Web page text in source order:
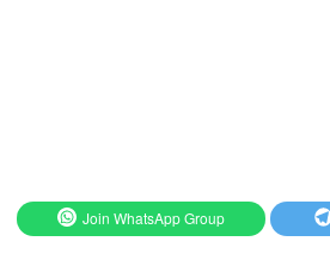
Join WhatsApp Group